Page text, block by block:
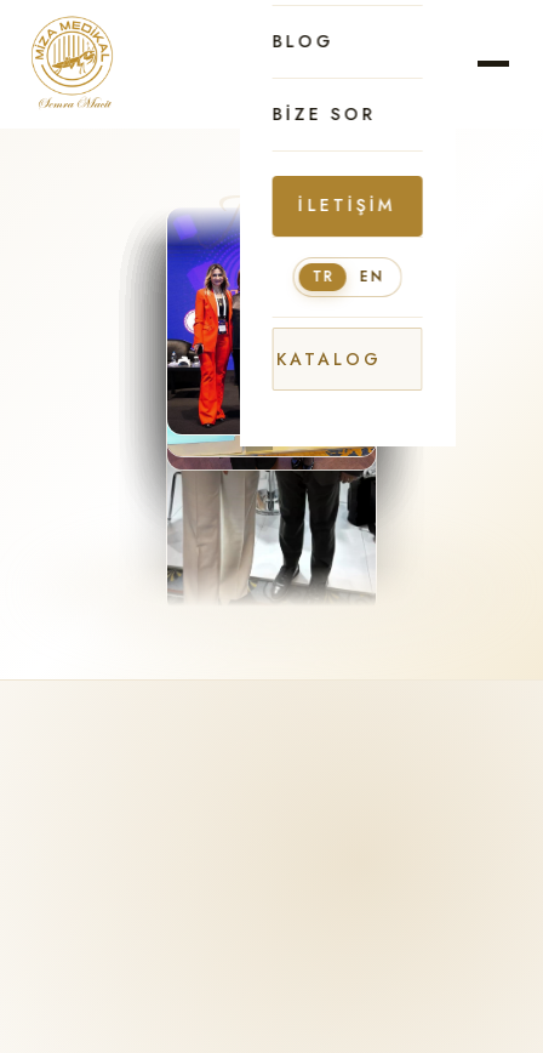
BLOG
BIZE SOR
İLETIŞIM
TR EN
KATALOG